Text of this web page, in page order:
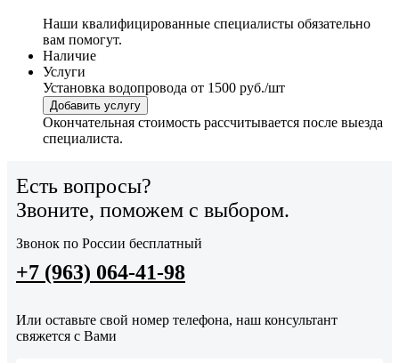
Наши квалифицированные специалисты обязательно
вам помогут.
Наличие
Услуги
Установка водопровода от 1500 руб./шт
Добавить услугу
Окончательная стоимость рассчитывается после выезда
специалиста.
Есть вопросы?
Звоните, поможем с выбором.
Звонок по России бесплатный
+7 (963) 064-41-98
Или оставьте свой номер телефона, наш консультант
свяжется с Вами